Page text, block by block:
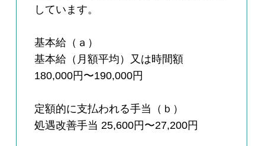
しています。
基本給（ａ）
基本給（月額平均）又は時間額
180,000円〜190,000円
定額的に支払われる手当（ｂ）
処遇改善手当 25,600円〜27,200円